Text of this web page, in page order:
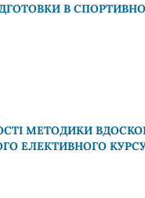
В
МЕТОДИКИ
ЕЛЕКТИВНОГО